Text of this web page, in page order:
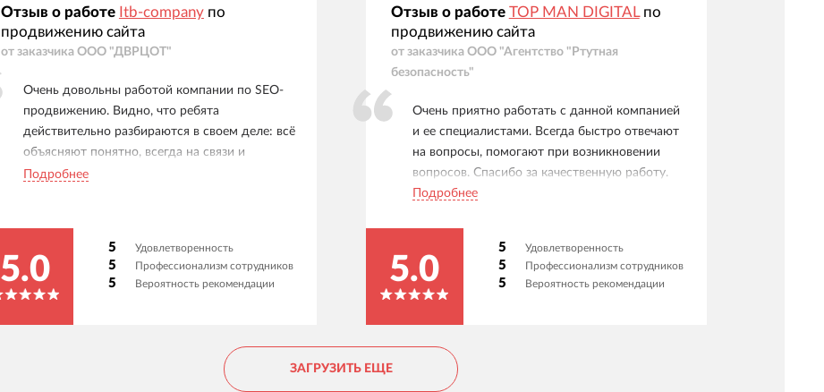
Отзыв о работе Itb-companyпо
продвижению сайта
от заказчика ООО "ДВРЦОТ"
Очень довольны работой компании по SEO-
продвижению. Видно, что ребята
действительно разбираются в своем деле: всё
объясняют понятно, всегда на связи и
работают на результат. Результат за год
Хотелось бы отметить работу Максима
Басова, настоящий профессионал своего дела,
очень комфортно работать. Максим, спасибо
Подробнее
5.0
5 Удовлетворенность
5 Профессионализм сотрудников
5 Вероятность рекомендации
Отзыв о работе TOP MAN DIGITALпо
продвижению сайта
от заказчика ООО "Агентство "Ртутная
безопасность"
Очень приятно работать с данной компанией
и ее специалистами. Всегда быстро отвечают
на вопросы, помогают при возникновении
вопросов. Спасибо за качественную работу.
Подробнее
5.0
5 Удовлетворенность
5 Профессионализм сотрудников
5 Вероятность рекомендации
ЗАГРУЗИТЬ ЕЩЕ